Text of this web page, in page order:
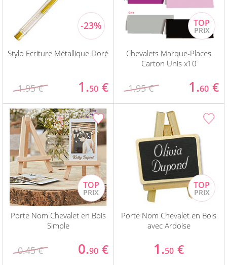
Stylo Ecriture Métallique Doré
1.95 € 1.50 €
Chevalets Marque-Places
Carton Unis x10
1.95 € 1.60 €
Porte Nom Chevalet en Bois
Simple
0.45 € 0.90 €
Porte Nom Chevalet en Bois
avec Ardoise
1.50 €